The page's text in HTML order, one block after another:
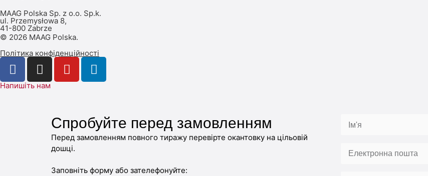
MAAG Polska Sp. z o.o. Sp.k.
ul. Przemysłowa 8,
41-800 Zabrze
© 2026 MAAG Polska.
Політика конфіденційності
Напишіть нам
Спробуйте перед замовленням
Перед замовленням повного тиражу перевірте окантовку на цільовій
дошці.
Заповніть форму або зателефонуйте: